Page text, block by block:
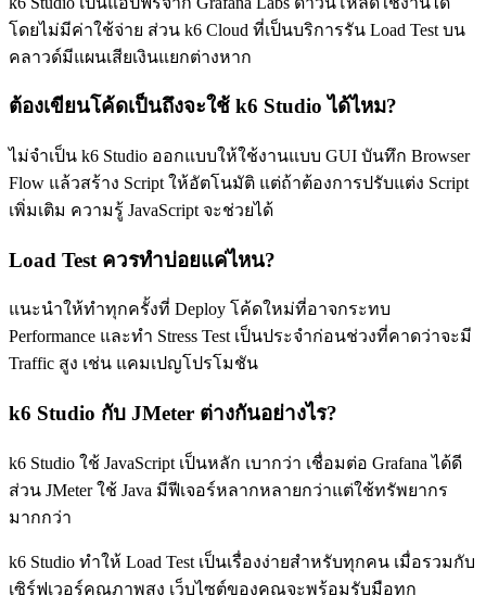
โดยไม่มีค่าใช้จ่าย ส่วน k6 Cloud ที่เป็นบริการรัน Load Test บน
คลาวด์มีแผนเสียเงินแยกต่างหาก
ต้องเขียนโค้ดเป็นถึงจะใช้ k6 Studio ได้ไหม?
ไม่จำเป็น k6 Studio ออกแบบให้ใช้งานแบบ GUI บันทึก Browser
Flow แล้วสร้าง Script ให้อัตโนมัติ แต่ถ้าต้องการปรับแต่ง Script
เพิ่มเติม ความรู้ JavaScript จะช่วยได้
Load Test ควรทำบ่อยแค่ไหน?
แนะนำให้ทำทุกครั้งที่ Deploy โค้ดใหม่ที่อาจกระทบ
Performance และทำ Stress Test เป็นประจำก่อนช่วงที่คาดว่าจะมี
Traffic สูง เช่น แคมเปญโปรโมชัน
k6 Studio กับ JMeter ต่างกันอย่างไร?
k6 Studio ใช้ JavaScript เป็นหลัก เบากว่า เชื่อมต่อ Grafana ได้ดี
ส่วน JMeter ใช้ Java มีฟีเจอร์หลากหลายกว่าแต่ใช้ทรัพยากร
มากกว่า
k6 Studio ทำให้ Load Test เป็นเรื่องง่ายสำหรับทุกคน เมื่อรวมกับ
เซิร์ฟเวอร์คุณภาพสูง เว็บไซต์ของคุณจะพร้อมรับมือทุก